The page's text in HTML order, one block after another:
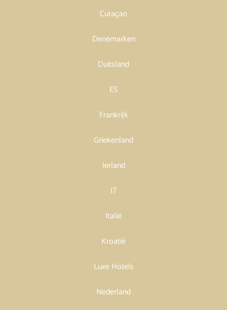
Curaçao
Denemarken
Duitsland
ES
Frankrijk
Griekenland
Ierland
IT
Italië
Kroatië
Luxe Hotels
Nederland